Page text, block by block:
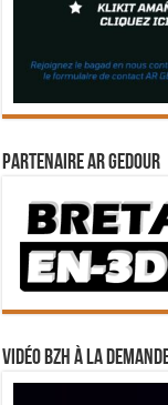
Partenaire Ar Gedour
Vidéo BZH à la